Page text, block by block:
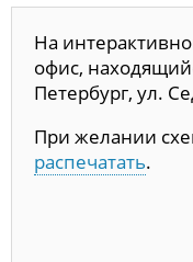
На
офис,
Петербург, ул.
При желании
распечатать.